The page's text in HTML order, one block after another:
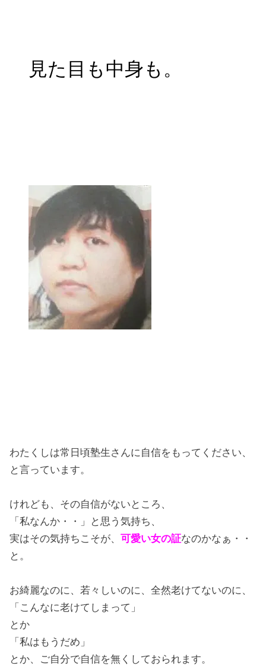
見た目も中身も。
わたくしは常日頃塾生さんに自信をもってください、
と言っています。
けれども、その自信がないところ、
「私なんか・・」と思う気持ち、
実はその気持ちこそが、可愛い女の証なのかなぁ・・
と。
お綺麗なのに、若々しいのに、全然老けてないのに、
「こんなに老けてしまって」
とか
「私はもうだめ」
とか、ご自分で自信を無くしておられます。